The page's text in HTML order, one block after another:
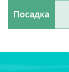
Посадка